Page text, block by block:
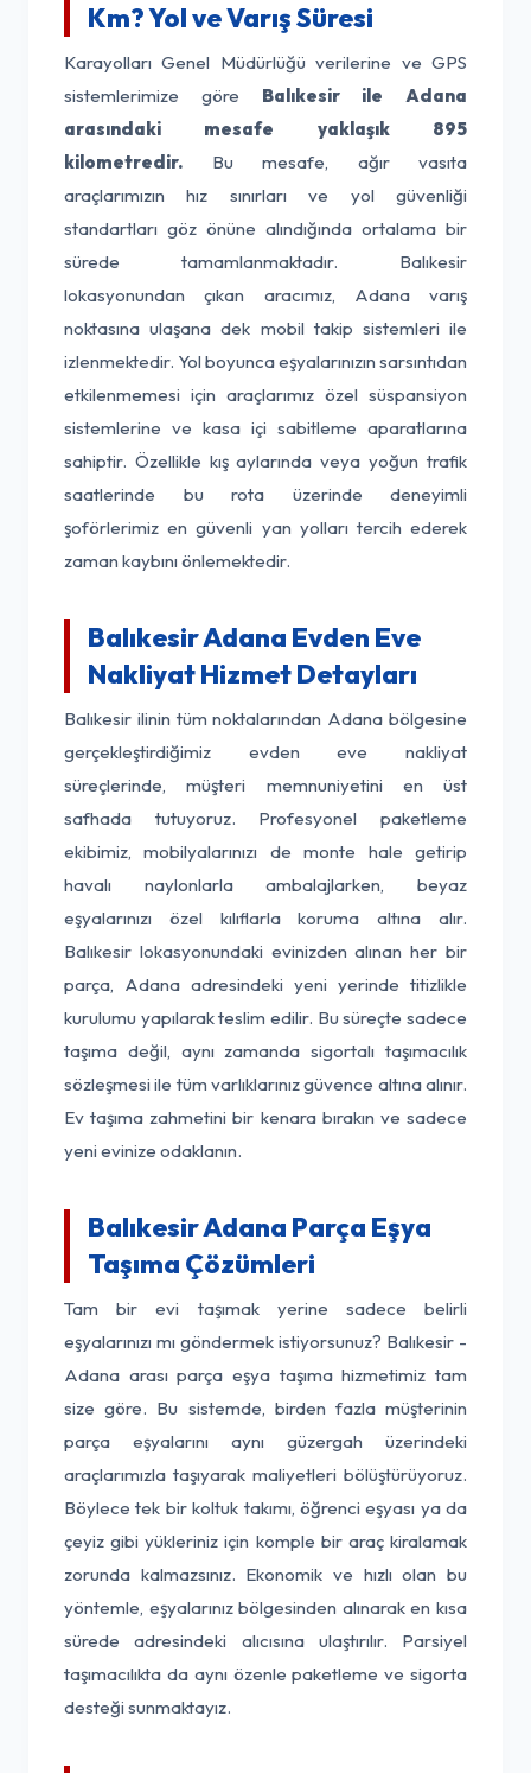
Km? Yol ve Varış Süresi
Karayolları Genel Müdürlüğü verilerine ve GPS
sistemlerimize göre Balıkesir ile Adana
arasındaki mesafe yaklaşık 895
kilometredir. Bu mesafe, ağır vasıta
araçlarımızın hız sınırları ve yol güvenliği
standartları göz önüne alındığında ortalama bir
sürede tamamlanmaktadır. Balıkesir
lokasyonundan çıkan aracımız, Adana varış
noktasına ulaşana dek mobil takip sistemleri ile
izlenmektedir. Yol boyunca eşyalarınızın sarsıntıdan
etkilenmemesi için araçlarımız özel süspansiyon
sistemlerine ve kasa içi sabitleme aparatlarına
sahiptir. Özellikle kış aylarında veya yoğun trafik
saatlerinde bu rota üzerinde deneyimli
şoförlerimiz en güvenli yan yolları tercih ederek
zaman kaybını önlemektedir.
Balıkesir Adana Evden Eve
Nakliyat Hizmet Detayları
Balıkesir ilinin tüm noktalarından Adana bölgesine
gerçekleştirdiğimiz evden eve nakliyat
süreçlerinde, müşteri memnuniyetini en üst
safhada tutuyoruz. Profesyonel paketleme
ekibimiz, mobilyalarınızı de monte hale getirip
havalı naylonlarla ambalajlarken, beyaz
eşyalarınızı özel kılıflarla koruma altına alır.
Balıkesir lokasyonundaki evinizden alınan her bir
parça, Adana adresindeki yeni yerinde titizlikle
kurulumu yapılarak teslim edilir. Bu süreçte sadece
taşıma değil, aynı zamanda sigortalı taşımacılık
sözleşmesi ile tüm varlıklarınız güvence altına alınır.
Ev taşıma zahmetini bir kenara bırakın ve sadece
yeni evinize odaklanın.
Balıkesir Adana Parça Eşya
Taşıma Çözümleri
Tam bir evi taşımak yerine sadece belirli
eşyalarınızı mı göndermek istiyorsunuz? Balıkesir -
Adana arası parça eşya taşıma hizmetimiz tam
size göre. Bu sistemde, birden fazla müşterinin
parça eşyalarını aynı güzergah üzerindeki
araçlarımızla taşıyarak maliyetleri bölüştürüyoruz.
Böylece tek bir koltuk takımı, öğrenci eşyası ya da
çeyiz gibi yükleriniz için komple bir araç kiralamak
zorunda kalmazsınız. Ekonomik ve hızlı olan bu
yöntemle, eşyalarınız bölgesinden alınarak en kısa
sürede adresindeki alıcısına ulaştırılır. Parsiyel
taşımacılıkta da aynı özenle paketleme ve sigorta
desteği sunmaktayız.